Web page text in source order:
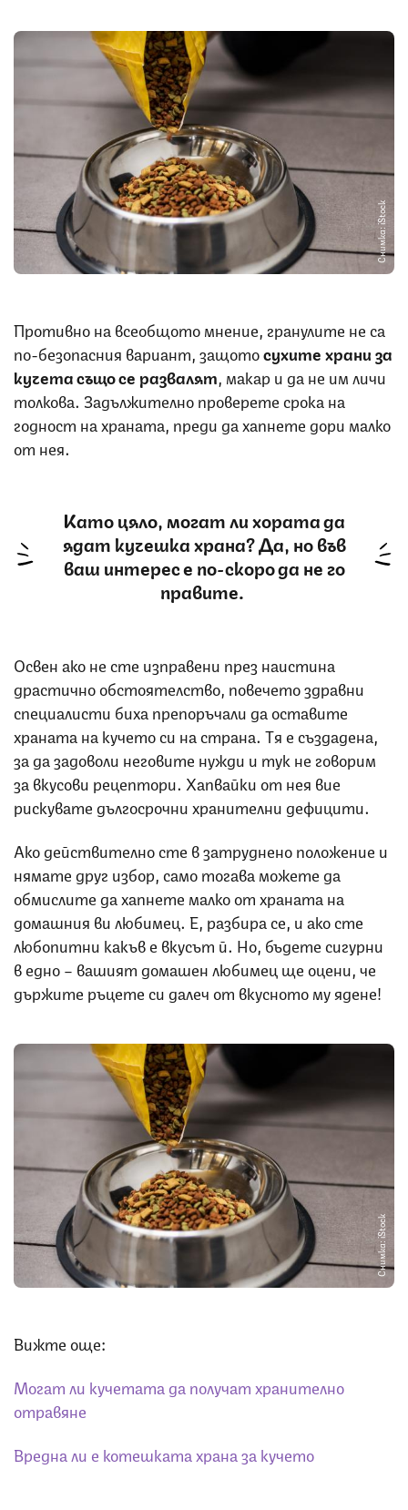
Снимка: iStock
Противно на всеобщото мнение, гранулите не са
по-безопасния вариант, защотосухите храни за
кучета също се развалят, макар и да не им личи
толкова. Задължително проверете срока на
годност на храната, преди да хапнете дори малко
от нея.
Като цяло, могат ли хората да
ядат кучешка храна? Да, но във
ваш интерес е по-скоро да не го
правите.
Освен ако не сте изправени през наистина
драстично обстоятелство, повечето здравни
специалисти биха препоръчали да оставите
храната на кучето си на страна. Тя е създадена,
за да задоволи неговите нужди и тук не говорим
за вкусови рецептори. Хапвайки от нея вие
рискувате дългосрочни хранителни дефицити.
Ако действително сте в затруднено положение и
нямате друг избор, само тогава можете да
обмислите да хапнете малко от храната на
домашния ви любимец. Е, разбира се, и ако сте
любопитни какъв е вкусът й. Но, бъдете сигурни
в едно – вашият домашен любимец ще оцени, че
държите ръцете си далеч от вкусното му ядене!
Снимка: iStock
Вижте още:
Могат ли кучетата да получат хранително
отравяне
Вредна ли е котешката храна за кучето